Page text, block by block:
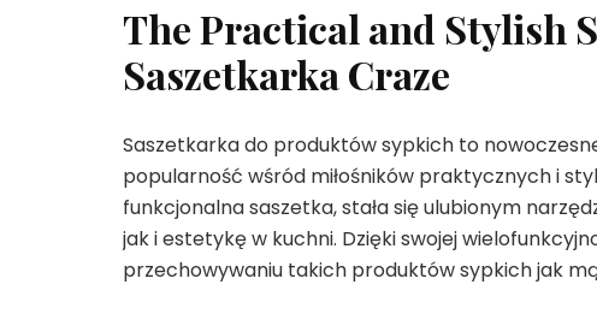
The Practical and Stylish
Saszetkarka Craze
Saszetkarka do produktów sypkich to
popularność wśród miłośników praktycznych i
funkcjonalna saszetka, stała się ulubionym
jak i estetykę w kuchni. Dzięki swojej
przechowywaniu takich produktów sypkich jak